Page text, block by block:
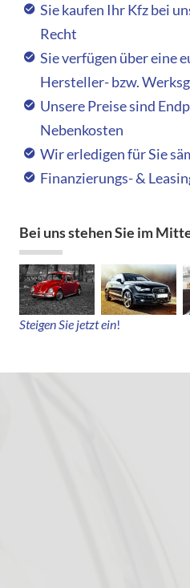
Sie kaufen Ihr Kfz bei
Recht
Sie verfügen über eine
Hersteller- bzw.
Unsere Preise sind
Nebenkosten
Wir erledigen für Sie
Finanzierungs- &
Bei uns stehen Sie im
Steigen Sie jetzt ein!